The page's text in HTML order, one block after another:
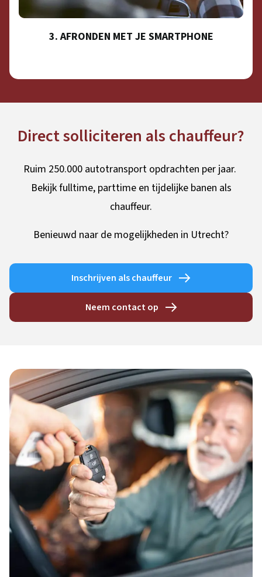
3. AFRONDEN MET JE SMARTPHONE
Direct solliciteren als chauffeur?
Ruim 250.000 autotransport opdrachten per jaar.
Bekijk fulltime, parttime en tijdelijke banen als
chauffeur.
Benieuwd naar de mogelijkheden in Utrecht?
Inschrijven als chauffeur
Neem contact op